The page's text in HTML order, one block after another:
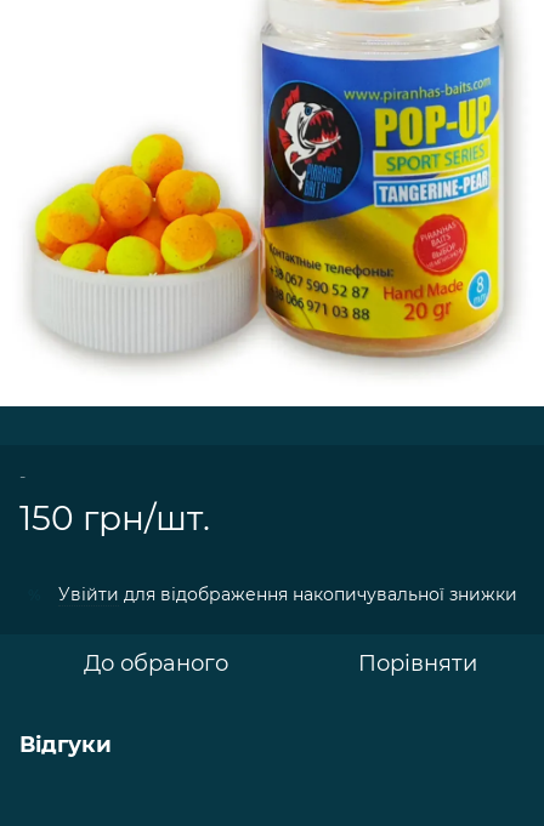
-
150 грн/шт.
Увійти для відображення накопичувальної знижки
До обраного Порівняти
Відгуки